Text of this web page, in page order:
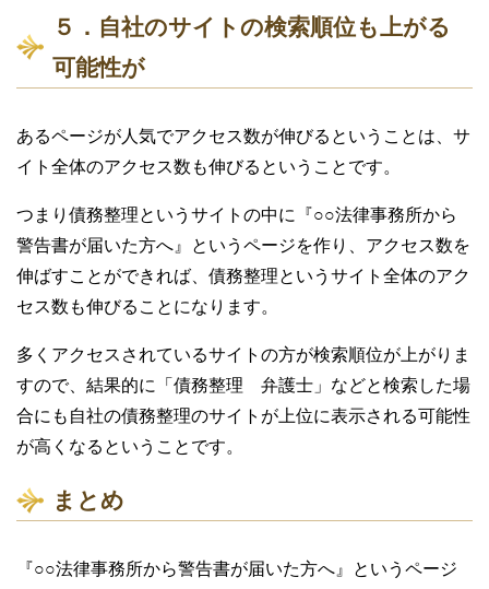
５．自社のサイトの検索順位も上がる
可能性が
あるページが人気でアクセス数が伸びるということは、サ
イト全体のアクセス数も伸びるということです。
つまり債務整理というサイトの中に『○○法律事務所から
警告書が届いた方へ』というページを作り、アクセス数を
伸ばすことができれば、債務整理というサイト全体のアク
セス数も伸びることになります。
多くアクセスされているサイトの方が検索順位が上がりま
すので、結果的に「債務整理 弁護士」などと検索した場
合にも自社の債務整理のサイトが上位に表示される可能性
が高くなるということです。
まとめ
『○○法律事務所から警告書が届いた方へ』というページ